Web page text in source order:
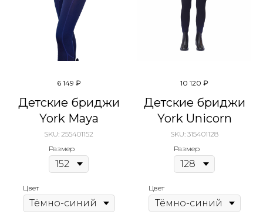
6 149 ₽
Детские бриджи
York Maya
SKU: 255401152
Размер
Цвет
10 120 ₽
Детские бриджи
York Unicorn
SKU: 315401128
Размер
Цвет